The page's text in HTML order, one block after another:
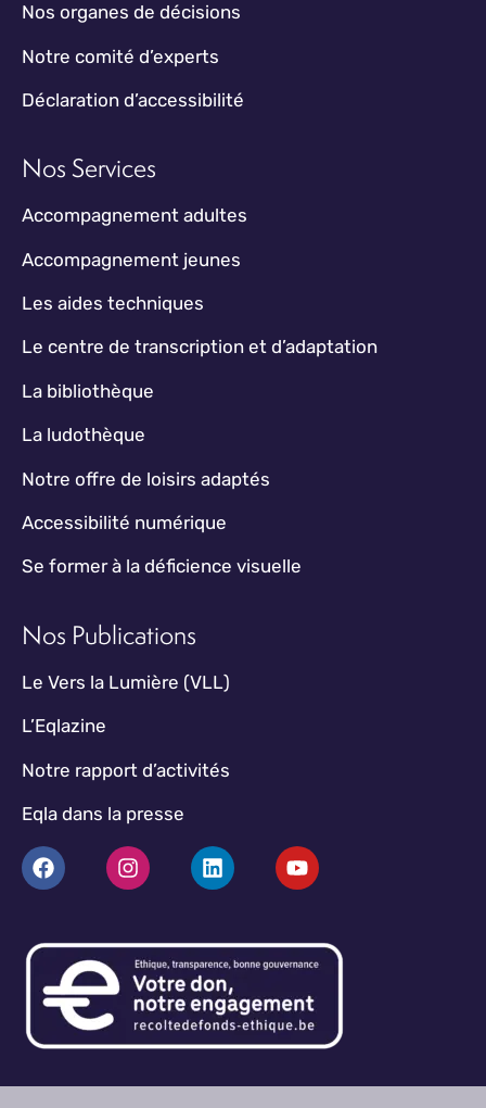
Nos organes de décisions
Notre comité d’experts
Déclaration d’accessibilité
Nos Services
Accompagnement adultes
Accompagnement jeunes
Les aides techniques
Le centre de transcription et d’adaptation
La bibliothèque
La ludothèque
Notre offre de loisirs adaptés
Accessibilité numérique
Se former à la déficience visuelle
Nos Publications
Le Vers la Lumière (VLL)
L’Eqlazine
Notre rapport d’activités
Eqla dans la presse